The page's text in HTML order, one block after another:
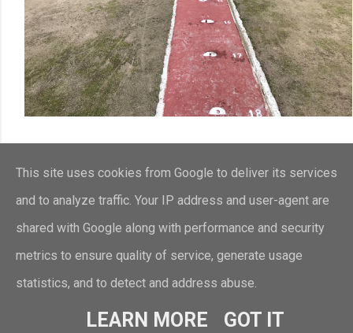
Con la tecnología de Blogger
This site uses cookies from Google to deliver its services
and to analyze traffic. Your IP address and user-agent are
shared with Google along with performance and security
metrics to ensure quality of service, generate usage
statistics, and to detect and address abuse.
LEARN MORE GOT IT